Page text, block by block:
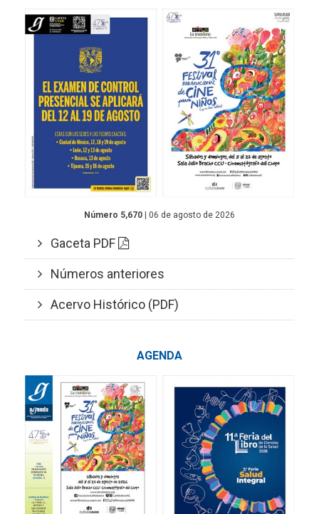
Número 5,670 | 06 de agosto de 2026
Gaceta PDF
Números anteriores
Acervo Histórico (PDF)
AGENDA